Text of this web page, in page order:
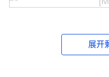
日前，HKC 猎鹰二代
展开